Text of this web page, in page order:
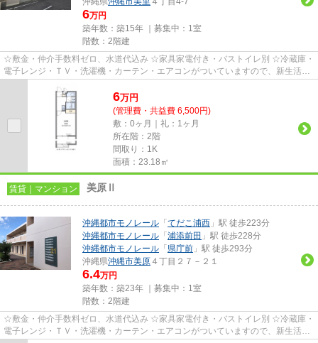
6万円
築年数：築15年 ｜募集中： 1室
階数：2階建
☆敷金・仲介手数料ゼロ、水道代込み ☆家具家電付き・バストイレ別 ☆冷蔵庫・
電子レンジ・ＴＶ・洗濯機・カーテン・エアコンがついていますので、新生活が
6万円
(管理費・共益費 6,500円)
敷：0ヶ月｜礼：1ヶ月
所在階：2階
間取り：1K
面積：23.18㎡
賃貸｜マンション 美原Ⅱ
沖縄都市モノレール 「 てだこ浦西 」駅 徒歩223分
沖縄都市モノレール 「 浦添前田 」駅 徒歩228分
沖縄都市モノレール 「 県庁前 」駅 徒歩293分
沖縄県沖縄市美原 ４丁目２７－２１
6.4万円
築年数：築23年 ｜募集中： 1室
階数：2階建
☆敷金・仲介手数料ゼロ、水道代込み ☆家具家電付き・バストイレ別 ☆冷蔵庫・
電子レンジ・ＴＶ・洗濯機・カーテン・エアコンがついていますので、新生活が